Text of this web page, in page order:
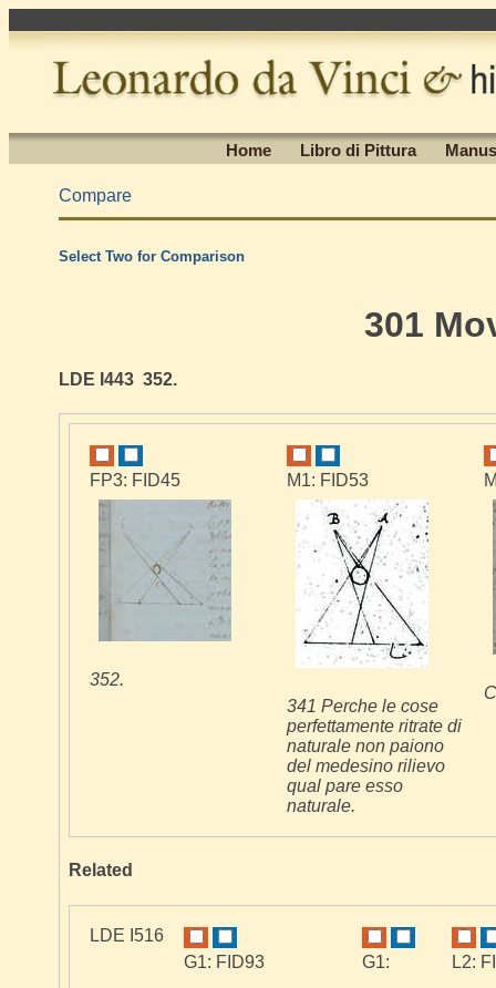
Home Libro di Pittura
Compare
Select Two for Comparison
301
LDE I443 352.
FP3: FID45
352.
M1: FID53
341 Perche le cose
perfettamente ritrate di
naturale non paiono
del medesino rilievo
qual pare esso
naturale.
Related
LDE I516
G1: FID93
G1: L2: